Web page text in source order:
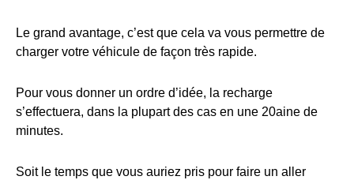
Le grand avantage, c’est que cela va vous permettre de
charger votre véhicule de façon très rapide.
Pour vous donner un ordre d’idée, la recharge
s’effectuera, dans la plupart des cas en une 20aine de
minutes.
Soit le temps que vous auriez pris pour faire un aller